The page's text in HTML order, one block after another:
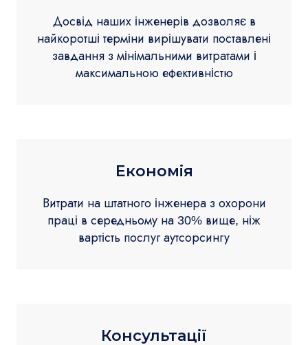
Досвід наших інженерів дозволяє в
найкоротші терміни вирішувати поставлені
завдання з мінімальними витратами і
максимальною ефективністю
Економія
Витрати на штатного інженера з охорони
праці в середньому на 30% вище, ніж
вартість послуг аутсорсингу
Консультації